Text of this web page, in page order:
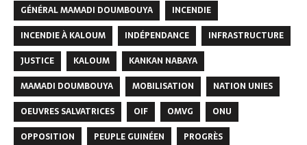
GÉNÉRAL MAMADI DOUMBOUYA
INCENDIE
INCENDIE À KALOUM
INDÉPENDANCE
INFRASTRUCTURE
JUSTICE
KALOUM
KANKAN NABAYA
MAMADI DOUMBOUYA
MOBILISATION
NATION UNIES
OEUVRES SALVATRICES
OIF OMVG
ONU
OPPOSITION
PEUPLE GUINÉEN
PROGRÈS